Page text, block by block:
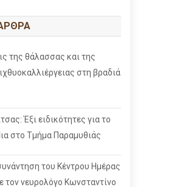
της θάλασσας και της
στη βραδιά
Έξι ειδικότητες για το
στο Τμήμα Παραμυθιάς
του Κέντρου Ημέρας
τον νευρολόγο Κωνσταντίνο